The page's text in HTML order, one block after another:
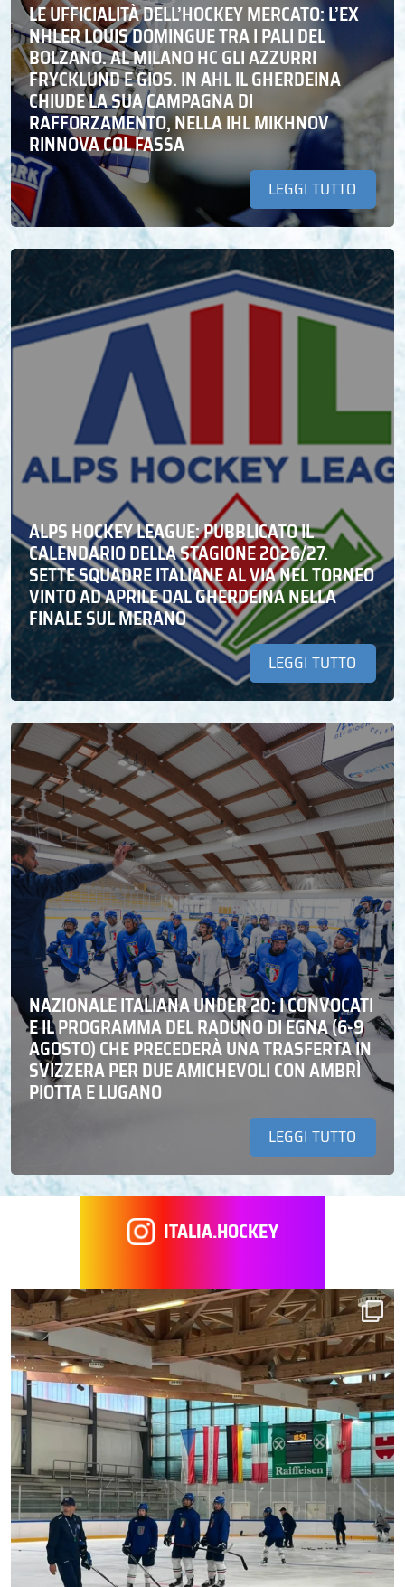
LE UFFICIALITÀ DELL’HOCKEY MERCATO: L’EX
NHLER LOUIS DOMINGUE TRA I PALI DEL
BOLZANO. AL MILANO HC GLI AZZURRI
FRYCKLUND E GIOS. IN AHL IL GHERDEINA
CHIUDE LA SUA CAMPAGNA DI
RAFFORZAMENTO, NELLA IHL MIKHNOV
RINNOVA COL FASSA
LEGGI TUTTO
ALPS HOCKEY LEAGUE: PUBBLICATO IL
CALENDARIO DELLA STAGIONE 2026/27.
SETTE SQUADRE ITALIANE AL VIA NEL TORNEO
VINTO AD APRILE DAL GHERDEINA NELLA
FINALE SUL MERANO
LEGGI TUTTO
NAZIONALE ITALIANA UNDER 20: I CONVOCATI
E IL PROGRAMMA DEL RADUNO DI EGNA (6-9
AGOSTO) CHE PRECEDERÀ UNA TRASFERTA IN
SVIZZERA PER DUE AMICHEVOLI CON AMBRÌ
PIOTTA E LUGANO
LEGGI TUTTO
ITALIA.HOCKEY